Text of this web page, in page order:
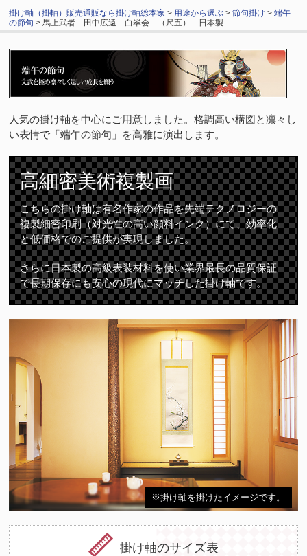
掛け軸（掛軸）販売通販なら掛け軸総本家 > 用途から選ぶ >節句掛け >端午
の節句 > 馬上武者 田中広遠 白翠会 （尺五） 日本製
人気の掛け軸を中心にご用意しました。格調高い構図と凛々し
い表情で「端午の節句」を高雅に演出します。
高細密美術複製画
こちらの掛け軸は有名作家の作品を先端テクノロジーの
複製細密印刷（対光性の高い顔料インク）にて、効率化
と低価格でのご提供が実現しました。
さらに日本製の高級表装材料を使い業界最長の品質保証
で長期保存にも安心の現代にマッチした掛け軸です。
※掛け軸を掛けたイメージです。
掛け軸のサイズ表